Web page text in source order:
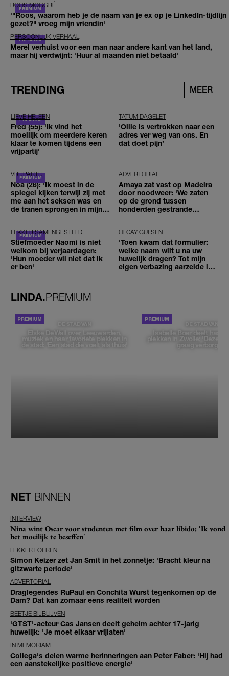
ROOS MOGGRÉ
'"Roos, waarom heb je de naam van je ex op je LinkedIn-tijdlijn
gezet?" vroeg mijn vriendin'
PERSOONLIJK VERHAAL
Merel verhuist voor een man naar andere kant van het land,
maar hij verdwijnt: 'Huur al maanden niet betaald'
TRENDING MEER
LIEVE HELEEN
Fred (55): 'Ik vind het
moeilijk om meerdere keren
klaar te komen tijdens een
vrijpartij'
TATUM DAGELET
'Ollie is vertrokken naar een
adres ver weg van ons. En
dat doet pijn’
VRIJPARTIJ
Noa (26): 'Ik moest in de
spiegel kijken terwijl zij met
me aan het seksen was en
de tranen sprongen in mijn
ADVERTORIAL
Amaya zat vast op Madeira
door noodweer: 'We zaten
op de grond tussen
honderden gestrande
LEKKER SAMENGESTELD
Stiefmoeder Naomi is niet
welkom bij verjaardagen:
'Hun moeder wil niet dat ik
er ben'
OLCAY GULSEN
'Toen kwam dat formulier:
welke naam wilt u na uw
huwelijk dragen? Tot mijn
eigen verbazing aarzelde ik
LINDA.PREMIUM
DE STAD VAN
Elske DeWall over Leeuwarden,
muziek en haar favoriete plekken in
de stad: 'Een stad die voelt als thuis'
DE STAD VAN
Isabelle Boer deelt haar
plekken in Zwolle: 'Deze
graag verborgen'
NET BINNEN
INTERVIEW
Nina wint Oscar voor studenten met film over haar libido: 'Ik vond
het moeilijk te beseffen'
LEKKER LOEREN
Simon Keizer zet Jan Smit in het zonnetje: 'Bracht kleur na
gitzwarte periode'
ADVERTORIAL
Draglegendes RuPaul en Conchita Wurst tegenkomen op de
Dam? Dat kan zomaar eens realiteit worden
BEETJE BIJBLIJVEN
'GTST'-acteur Cas Jansen deelt geheim achter 17-jarig
huwelijk: 'Je moet elkaar vrijlaten'
IN MEMORIAM
Collega's delen warme herinneringen aan Peter Faber: 'Hij had
een aanstekelijke positieve energie'